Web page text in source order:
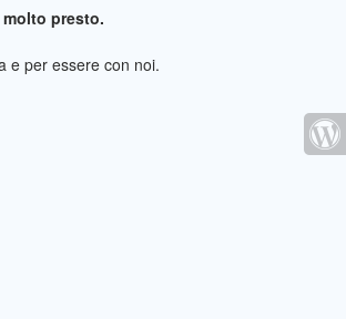
presto.
e per essere con noi.